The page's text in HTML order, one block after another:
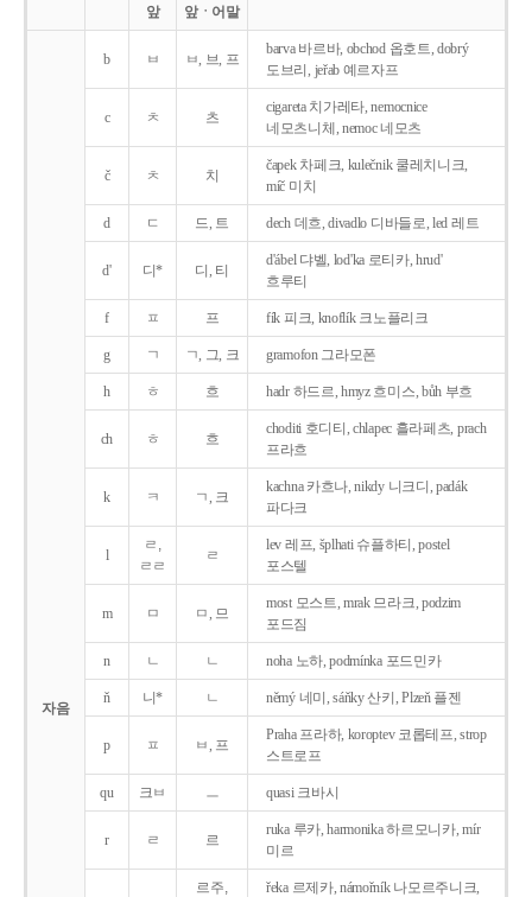
앞
앞ㆍ어말
자음
b ㅂ ㅂ, 브, 프
barva 바르바, obchod 옵호트, dobrý
도브리, jeřab 예르자프
c ㅊ 츠
cigareta 치가레타, nemocnice
네모츠니체, nemoc 네모츠
č ㅊ 치
čapek 차페크, kulečnik 쿨레치니크,
míč 미치
d ㄷ 드, 트 dech 데흐, divadlo 디바들로, led 레트
d' 디* 디, 티
d'ábel 댜벨, lod'ka 로티카, hrud'
흐루티
f ㅍ 프 fík 피크, knoflík 크노플리크
g ㄱ ㄱ, 그, 크 gramofon 그라모폰
h ㅎ 흐 hadr 하드르, hmyz 흐미스, bůh 부흐
ch ㅎ 흐
choditi 호디티, chlapec 흘라페츠, prach
프라흐
k ㅋ ㄱ, 크
kachna 카흐나, nikdy 니크디, padák
파다크
l
ㄹ,
ㄹㄹ
ㄹ
lev 레프, šplhati 슈플하티, postel
포스텔
m ㅁ ㅁ, 므
most 모스트, mrak 므라크, podzim
포드짐
n ㄴ ㄴ noha 노하, podmínka 포드민카
ň 니* ㄴ němý 네미, sáňky 산키, Plzeň 플젠
p ㅍ ㅂ, 프
Praha 프라하, koroptev 코롭테프, strop
스트로프
qu 크ㅂ ㅡ quasi 크바시
r ㄹ 르
ruka 루카, harmonika 하르모니카, mír
미르
르주,
řeka 르제카, námořník 나모르주니크,